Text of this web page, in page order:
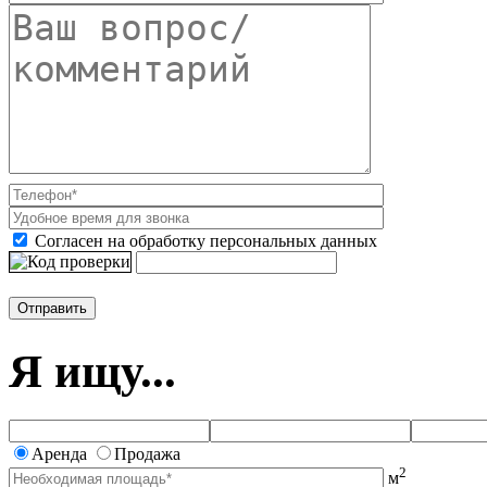
Согласен на обработку персональных данных
Я ищу...
Аренда
Продажа
м2